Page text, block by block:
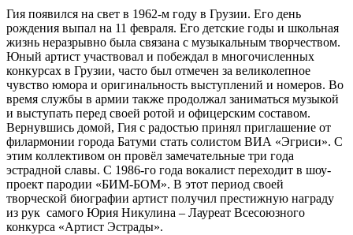
Гия появился на свет в 1962-м году в Грузии. Его день
рождения выпал на 11 февраля. Его детские годы и школьная
жизнь неразрывно была связана с музыкальным творчеством.
Юный артист участвовал и побеждал в многочисленных
конкурсах в Грузии, часто был отмечен за великолепное
чувство юмора и оригинальность выступлений и номеров. Во
время службы в армии также продолжал заниматься музыкой
и выступать перед своей ротой и офицерским составом.
Вернувшись домой, Гия с радостью принял приглашение от
филармонии города Батуми стать солистом ВИА «Эгриси». С
этим коллективом он провёл замечательные три года
эстрадной славы. С 1986-го года вокалист переходит в шоу-
проект пародии «БИМ-БОМ». В этот период своей
творческой биографии артист получил престижную награду
из рук самого Юрия Никулина – Лауреат Всесоюзного
конкурса «Артист Эстрады».